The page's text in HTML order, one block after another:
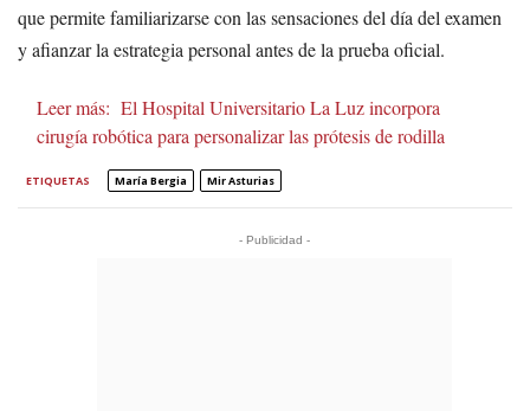
que permite familiarizarse con las sensaciones del día del examen
y afianzar la estrategia personal antes de la prueba oficial.
Leer más: El Hospital Universitario La Luz incorpora
cirugía robótica para personalizar las prótesis de rodilla
ETIQUETAS María Bergia Mir Asturias
- Publicidad -